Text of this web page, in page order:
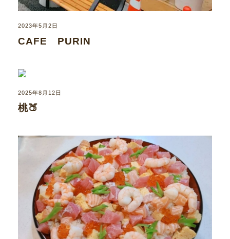
2023年5月2日
CAFE PURIN
2025年8月12日
桃🍑